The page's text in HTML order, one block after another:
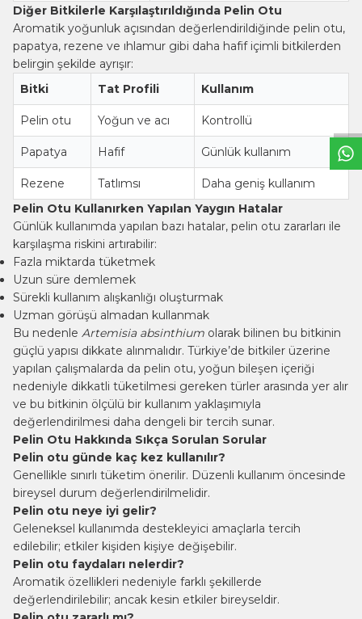
W
h
t
s
a
p
p
B
i
l
g
H
a
t
Diğer Bitkilerle Karşılaştırıldığında Pelin Otu
Aromatik yoğunluk açısından değerlendirildiğinde pelin otu,
papatya, rezene ve ıhlamur gibi daha hafif içimli bitkilerden
belirgin şekilde ayrışır:
Bitki
Tat Profili Kullanım
Pelin otu Yoğun ve acı Kontrollü
Papatya Hafif Günlük kullanım
Rezene Tatlımsı
Daha geniş kullanım
Pelin Otu Kullanırken Yapılan Yaygın Hatalar
Günlük kullanımda yapılan bazı hatalar, pelin otu zararları ile
karşılaşma riskini artırabilir:
Fazla miktarda tüketmek
Uzun süre demlemek
Sürekli kullanım alışkanlığı oluşturmak
Uzman görüşü almadan kullanmak
Bu nedenle Artemisia absinthium olarak bilinen bu bitkinin
güçlü yapısı dikkate alınmalıdır. Türkiye’de bitkiler üzerine
yapılan çalışmalarda da pelin otu, yoğun bileşen içeriği
nedeniyle dikkatli tüketilmesi gereken türler arasında yer alır
ve bu bitkinin ölçülü bir kullanım yaklaşımıyla
değerlendirilmesi daha dengeli bir tercih sunar.
Pelin Otu Hakkında Sıkça Sorulan Sorular
Pelin otu günde kaç kez kullanılır?
Genellikle sınırlı tüketim önerilir. Düzenli kullanım öncesinde
bireysel durum değerlendirilmelidir.
Pelin otu neye iyi gelir?
Geleneksel kullanımda destekleyici amaçlarla tercih
edilebilir; etkiler kişiden kişiye değişebilir.
Pelin otu faydaları nelerdir?
Aromatik özellikleri nedeniyle farklı şekillerde
değerlendirilebilir; ancak kesin etkiler bireyseldir.